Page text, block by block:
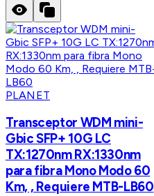
PLANET
Transceptor WDM mini-
Gbic SFP+ 10G LC
TX:1270nm RX:1330nm
para fibra Mono Modo 60
Km, , Requiere MTB-LB60